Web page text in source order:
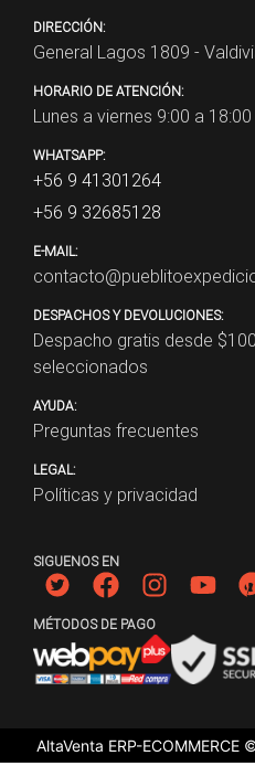
DIRECCIÓN:
General Lagos 1809 -
HORARIO DE ATENCIÓN:
Lunes a viernes 9:00 a
WHATSAPP:
+56 9 41301264
+56 9 32685128
E-MAIL:
DESPACHOS Y DEVOLUCIONES:
Despacho gratis desde $
seleccionados
AYUDA:
Preguntas frecuentes
LEGAL:
Políticas y privacidad
SIGUENOS EN
MÉTODOS DE PAGO
AltaVenta ERP-